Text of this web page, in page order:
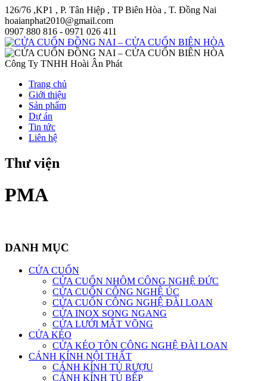
126/76 ,KP1 , P. Tân Hiệp , TP Biên Hòa , T. Đồng Nai
hoaianphat2010@gmail.com
0907 880 816 - 0971 026 411
Công Ty TNHH Hoài Ân Phát
Trang chủ
Giới thiệu
Sản phẩm
Dự án
Tin tức
Liên hệ
Thư viện
PMA
DANH MỤC
CỬA CUỐN
CỬA CUỐN NHÔM CÔNG NGHỆ ĐỨC
CỬA CUỐN CÔNG NGHỆ ÚC
CỬA CUỐN CÔNG NGHỆ ĐÀI LOAN
CỬA INOX SONG NGANG
CỬA LƯỚI MẮT VÕNG
CỬA KÉO
CỬA KÉO TÔN CÔNG NGHỆ ĐÀI LOAN
CÁNH KÍNH NỘI THẤT
CÁNH KÍNH TỦ RƯỢU
CÁNH KÍNH TỦ BẾP